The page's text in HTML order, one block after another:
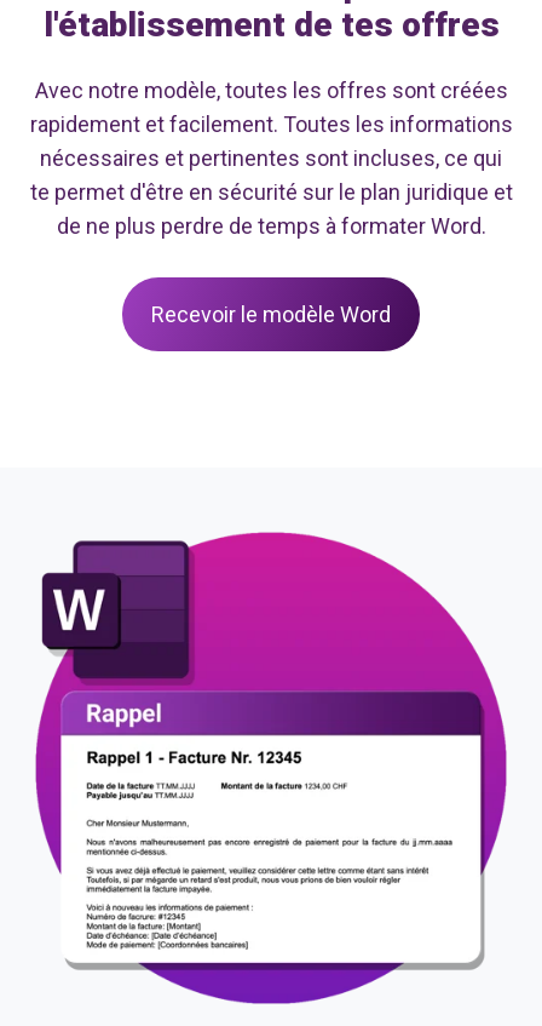
l'établissement de tes offres
Avec notre modèle, toutes les offres sont créées
rapidement et facilement. Toutes les informations
nécessaires et pertinentes sont incluses, ce qui
te permet d'être en sécurité sur le plan juridique et
de ne plus perdre de temps à formater Word.
Recevoir le modèle Word